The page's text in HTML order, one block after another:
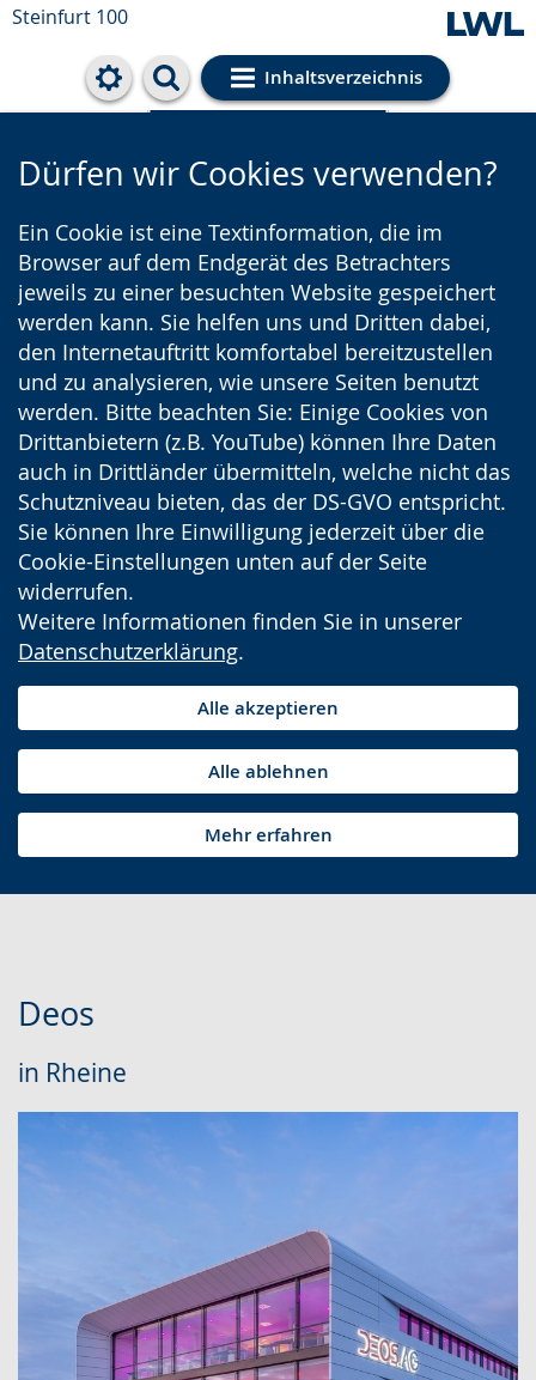
Steinfurt 100
Inhaltsverzeichnis
Cookie-Einstellungen
Dürfen wir Cookies verwenden?
Ein Cookie ist eine Textinformation, die im
Browser auf dem Endgerät des Betrachters
jeweils zu einer besuchten Website gespeichert
werden kann. Sie helfen uns und Dritten dabei,
den Internetauftritt komfortabel bereitzustellen
und zu analysieren, wie unsere Seiten benutzt
werden. Bitte beachten Sie: Einige Cookies von
Drittanbietern (z.B. YouTube) können Ihre Daten
auch in Drittländer übermitteln, welche nicht das
Schutzniveau bieten, das der DS-GVO entspricht.
Sie können Ihre Einwilligung jederzeit über die
Cookie-Einstellungen unten auf der Seite
widerrufen.
Weitere Informationen finden Sie in unserer
Datenschutzerklärung.
Alle akzeptieren
Alle ablehnen
Mehr erfahren
Deos
in Rheine